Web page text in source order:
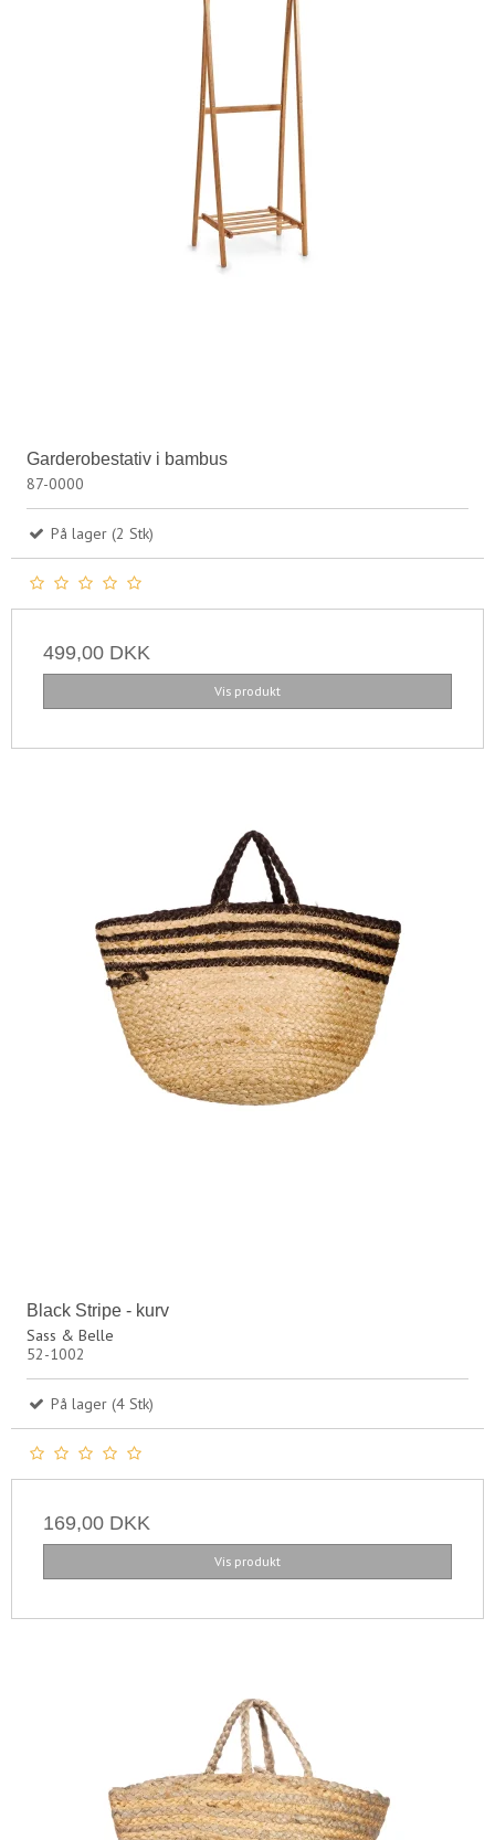
Garderobestativ i bambus
87-0000
På lager (2 Stk)
499,00 DKK
Vis produkt
Black Stripe - kurv
Sass & Belle
52-1002
På lager (4 Stk)
169,00 DKK
Vis produkt